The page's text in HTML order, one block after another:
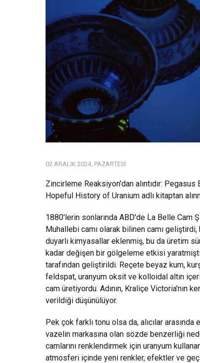
02 ARALIK 2024, PAZARTESI
Zincirleme Reaksiyon'dan alıntıdır:
Hopeful History of Uranium adlı kitaptan
1880'lerin sonlarında ABD'de La Belle Cam
Muhallebi camı olarak bilinen camı geliştirdi,
duyarlı kimyasallar eklenmiş, bu da üretim
kadar değişen bir gölgeleme etkisi
tarafından geliştirildi. Reçete beyaz kum,
feldspat, uranyum oksit ve kolloidal altın
cam üretiyordu. Adının, Kraliçe Victoria'nın
verildiği düşünülüyor.
Pek çok farklı tonu olsa da, alıcılar
vazelin markasına olan sözde benzerliği
camlarını renklendirmek için uranyum
atmosferi içinde yeni renkler, efektler ve